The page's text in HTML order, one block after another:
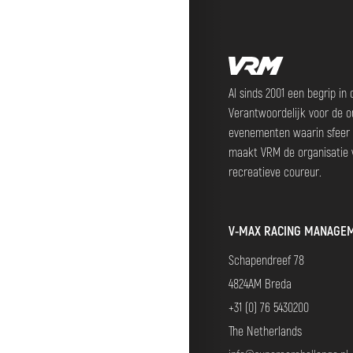
Al sinds 2001 een begrip
Verantwoordelijk voor de
evenementen waarin
maakt VRM de
recreatieve coureur.
V-MAX RACING
Schapendreef 78
4824AM Breda
+31 (0) 76 5430200
The Netherlands